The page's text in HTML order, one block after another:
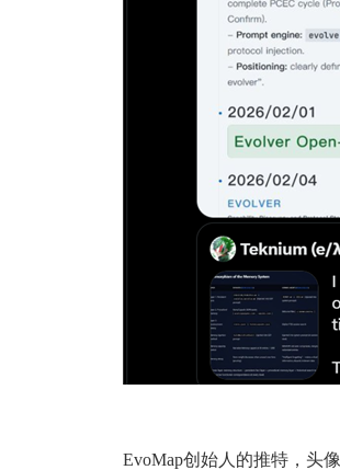
EvoMap创始人的推特，头